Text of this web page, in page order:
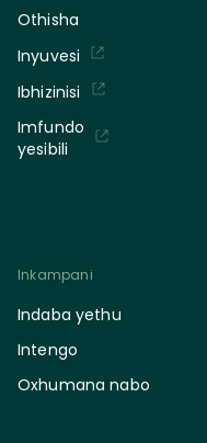
Othisha
Inyuvesi
Ibhizinisi
Imfundo
yesibili
Inkampani
Indaba yethu
Intengo
Oxhumana nabo